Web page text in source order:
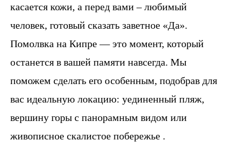
касается кожи, а перед вами – любимый
человек, готовый сказать заветное «Да».
Помолвка на Кипре — это момент, который
останется в вашей памяти навсегда. Мы
поможем сделать его особенным, подобрав для
вас идеальную локацию: уединенный пляж,
вершину горы с панорамным видом или
живописное скалистое побережье .